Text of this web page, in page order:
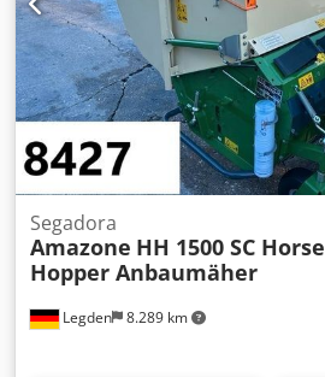
Legden 8.289 km
Segadora
Amazone HH 1500 SC Horse
Hopper Anbaumäher